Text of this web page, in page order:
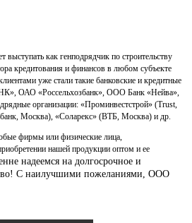
как генподрядчик по строительству
кредитования и финансов в любом субъекте
уже стали такие банковские и кредитные
ОАО «Россельхозбанк», ООО Банк «Нейва»,
организации: «Проминвестстрой» (Trust,
Москва), «Соларекс» (ВТБ, Москва) и др.
фирмы или физические лица,
нашей продукции оптом и ее
надеемся на долгосрочное и
С наилучшими пожеланиями, ООО